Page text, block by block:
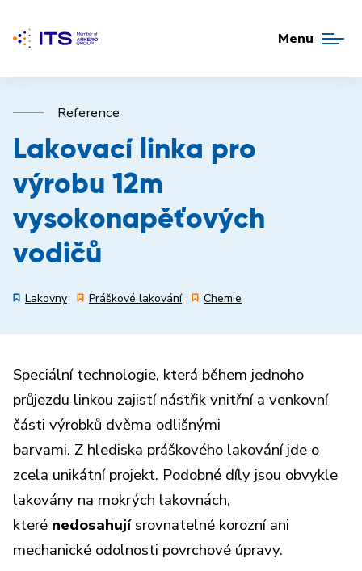
Menu
Reference
Lakovací linka pro
výrobu 12m
vysokonapěťových
vodičů
Lakovny Práškové lakování Chemie
Speciální technologie, která během jednoho
průjezdu linkou zajistí nástřik vnitřní a venkovní
části výrobků dvěma odlišnými
barvami. Z hlediska práškového lakování jde o
zcela unikátní projekt. Podobné díly jsou obvykle
lakovány na mokrých lakovnách,
které nedosahujísrovnatelné korozní ani
mechanické odolnosti povrchové úpravy.